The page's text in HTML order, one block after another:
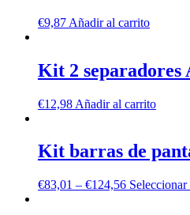
€9,87 Añadir al carrito
Kit 2 separadores
€12,98 Añadir al carrito
Kit barras de
€83,01 – €124,56